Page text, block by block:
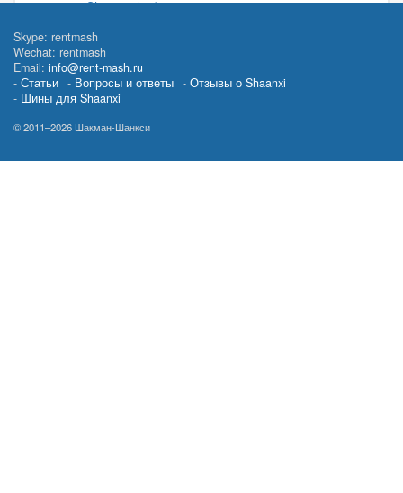
Фильтра Shaanxi (11)
Фильтра для грузовиков и спецтехники (201)
Электрика и датчики Shaanxi (67)
Skype: rentmash
Wechat: rentmash
Email: info@rent-mash.ru
Статьи
Вопросы и ответы
Отзывы о Shaanxi
Шины для Shaanxi
© 2011–2026 Шакман-Шанкси